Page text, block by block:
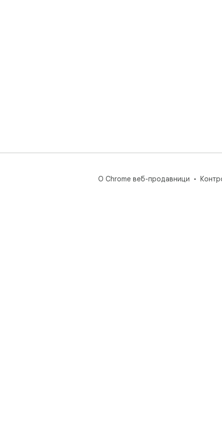
О Chrome веб-продавници